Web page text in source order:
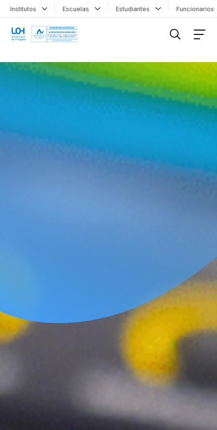
Institutos Escuelas Estudiantes